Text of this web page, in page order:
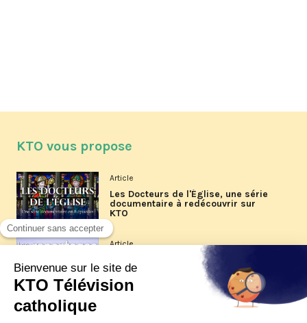
KTO vous propose
Article
Les Docteurs de l'Église, une série
documentaire à redécouvrir sur
KTO
Article
Les reportages d'été 2026 de KTO